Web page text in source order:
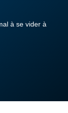
à se vider à